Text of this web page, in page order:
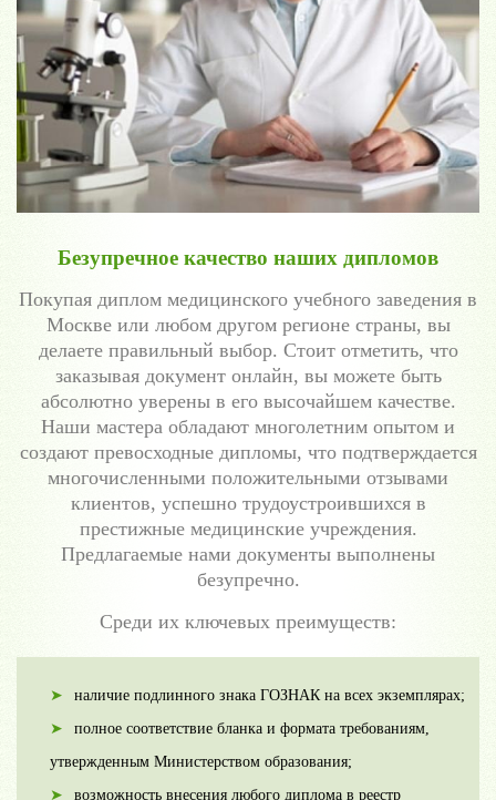
Безупречное качество наших дипломов
Покупая диплом медицинского учебного заведения в
Москве или любом другом регионе страны, вы
делаете правильный выбор. Стоит отметить, что
заказывая документ онлайн, вы можете быть
абсолютно уверены в его высочайшем качестве.
Наши мастера обладают многолетним опытом и
создают превосходные дипломы, что подтверждается
многочисленными положительными отзывами
клиентов, успешно трудоустроившихся в
престижные медицинские учреждения.
Предлагаемые нами документы выполнены
безупречно.
Среди их ключевых преимуществ:
наличие подлинного знака ГОЗНАК на всех экземплярах;
полное соответствие бланка и формата требованиям,
утвержденным Министерством образования;
возможность внесения любого диплома в реестр